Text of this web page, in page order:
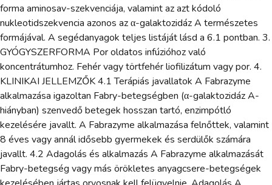
forma aminosav-szekvenciája, valamint az azt kódoló
nukleotidszekvencia azonos az α-galaktozidáz A természetes
formájával. A segédanyagok teljes listáját lásd a 6.1 pontban. 3.
GYÓGYSZERFORMA Por oldatos infúzióhoz való
koncentrátumhoz. Fehér vagy törtfehér liofilizátum vagy por. 4.
KLINIKAI JELLEMZŐK 4.1 Terápiás javallatok A Fabrazyme
alkalmazása igazoltan Fabry-betegségben (α-galaktozidáz A-
hiányban) szenvedő betegek hosszan tartó, enzimpótló
kezelésére javallt. A Fabrazyme alkalmazása felnőttek, valamint
8 éves vagy annál idősebb gyermekek és serdülők számára
javallt. 4.2 Adagolás és alkalmazás A Fabrazyme alkalmazását
Fabry-betegség vagy más örökletes anyagcsere-betegségek